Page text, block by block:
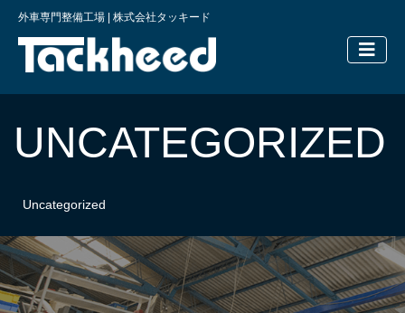
外車専門整備工場 | 株式会社タッキード
横浜の外
UNCATEGORIZED
Uncategorized